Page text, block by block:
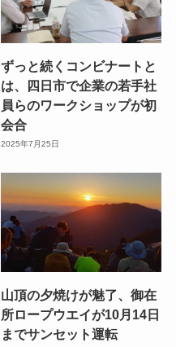
ずっと続くコンビナートと
は、四日市で企業の若手社
員らのワークショップが初
会合
2025年7月25日
山頂の夕焼けが魅了、御在
所ロープウエイが10月14日
までサンセット運転